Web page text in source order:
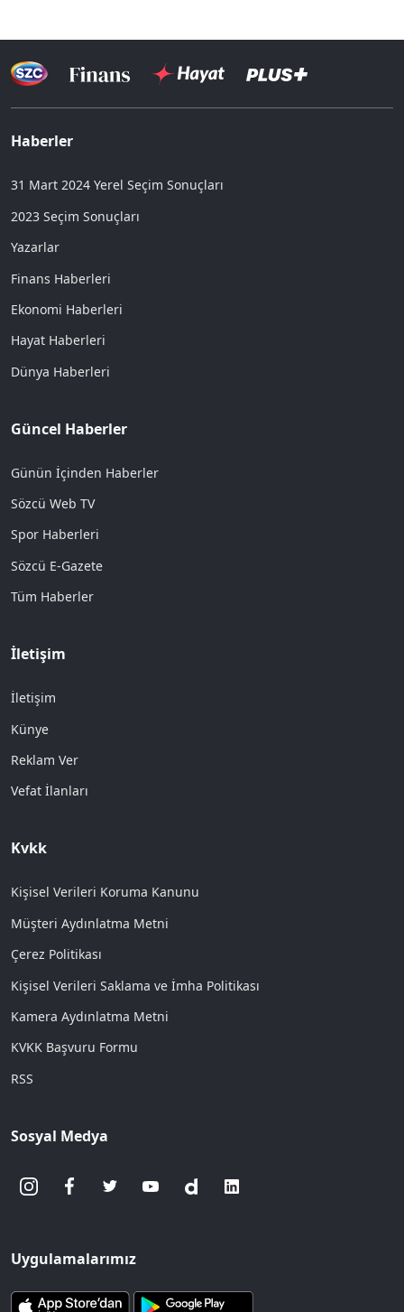
Haberler
31 Mart 2024 Yerel Seçim Sonuçları
2023 Seçim Sonuçları
Yazarlar
Finans Haberleri
Ekonomi Haberleri
Hayat Haberleri
Dünya Haberleri
Güncel Haberler
Günün İçinden Haberler
Sözcü Web TV
Spor Haberleri
Sözcü E-Gazete
Tüm Haberler
İletişim
İletişim
Künye
Reklam Ver
Vefat İlanları
Kvkk
Kişisel Verileri Koruma Kanunu
Müşteri Aydınlatma Metni
Çerez Politikası
Kişisel Verileri Saklama ve İmha Politikası
Kamera Aydınlatma Metni
KVKK Başvuru Formu
RSS
Sosyal Medya
Uygulamalarımız